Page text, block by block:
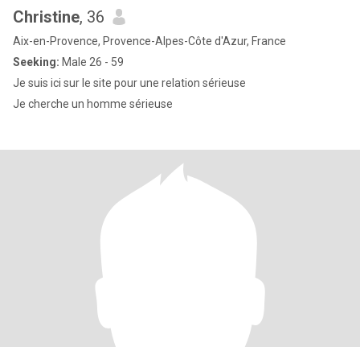
Christine, 36
Aix-en-Provence, Provence-Alpes-Côte d'Azur, France
Seeking: Male 26 - 59
Je suis ici sur le site pour une relation sérieuse
Je cherche un homme sérieuse